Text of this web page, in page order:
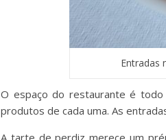
Entradas
O espaço do restaurante é todo
produtos de cada uma. As
A tarte de perdiz merece um